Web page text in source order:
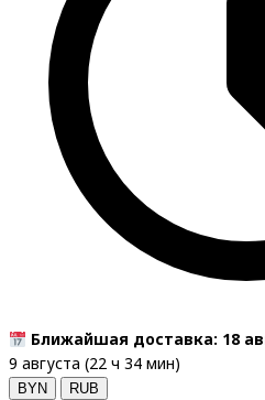
Ближайшая доставка: 18
9 августа (22 ч 34 мин)
BYN RUB